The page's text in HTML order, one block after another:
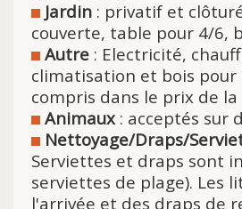
Jardin : privatif et
couverte, table pour 4/6,
Autre : Electricité,
climatisation et bois pour
compris dans le prix de
Animaux: acceptés sur
Nettoyage/Draps/
Serviettes et draps sont
serviettes de plage). Les
l'arrivée et des draps de